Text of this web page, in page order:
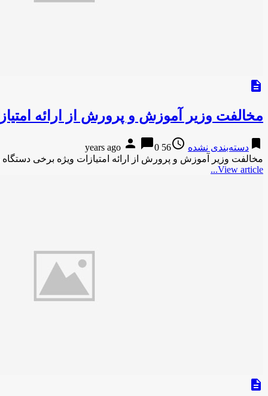
description
مخالفت وزیر آموزش و پرورش از ارائه
bookmark دسته‌بندی نشده access_time
56 years ago
person chat_bubble0
مخالفت وزیر آموزش و پرورش از ارائه امتیازات ویژه برخی
View article...
description